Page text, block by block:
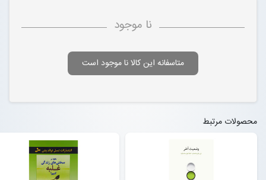
نا موجود
متاسفانه این کالا نا موجود است
محصولات مرتبط